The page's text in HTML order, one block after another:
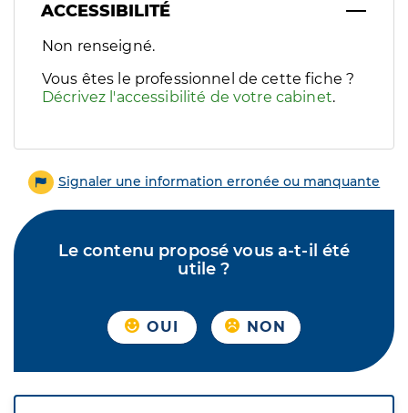
ACCESSIBILITÉ
Filtres
Sélectionnez un ou plusieurs handicaps/besoins
Non renseigné.
Vous êtes le professionnel de cette fiche ?
Décrivez l'accessibilité de votre cabinet.
Signaler une information erronée ou manquante
Le contenu proposé vous a-t-il été
utile ?
OUI NON